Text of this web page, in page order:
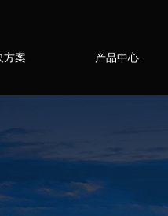
方案 产品中心